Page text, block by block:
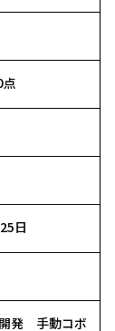
点
日
発 手動コボ